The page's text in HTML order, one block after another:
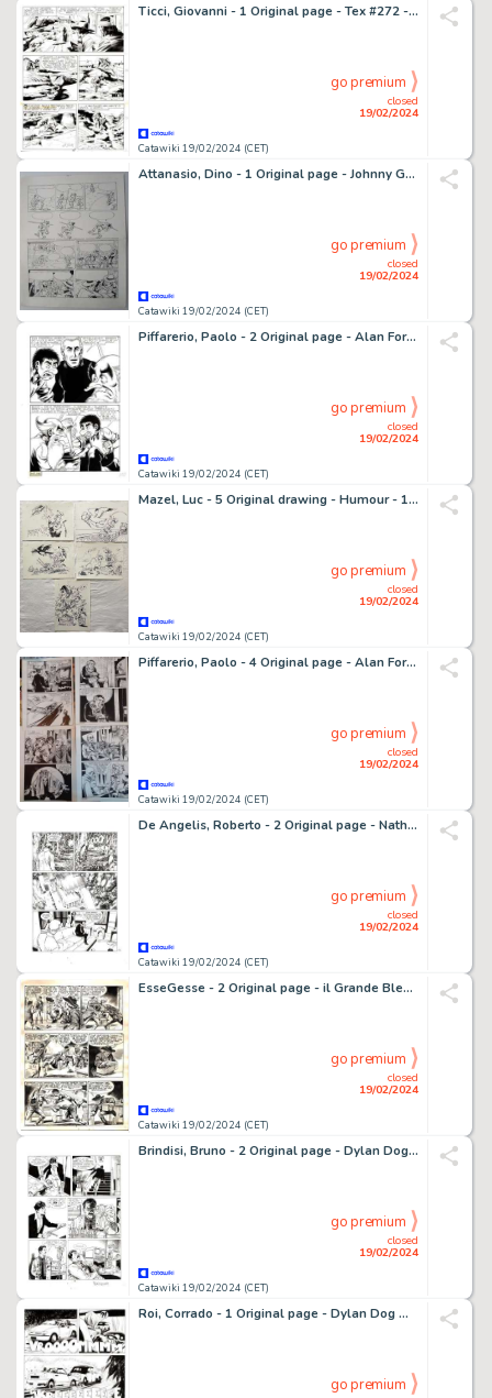
Ticci, Giovanni - 1 Original page - Tex #272 - "il disertore" - 1983
Catawiki 19/02/2024 (CET)
closed
19/02/2024
go premium
Attanasio, Dino - 1 Original page - Johnny Goodbye
Catawiki 19/02/2024 (CET)
closed
19/02/2024
go premium
Piffarerio, Paolo - 2 Original page - Alan Ford #107 - "Safari alla rogna" - 1978
Catawiki 19/02/2024 (CET)
closed
19/02/2024
go premium
Mazel, Luc - 5 Original drawing - Humour - 1986
Catawiki 19/02/2024 (CET)
closed
19/02/2024
go premium
Piffarerio, Paolo - 4 Original page - Alan Ford - n. 173 "L'uomo computer" - 1983
Catawiki 19/02/2024 (CET)
closed
19/02/2024
go premium
De Angelis, Roberto - 2 Original page - Nathan Never #100 - "il numero cento" - 1999
Catawiki 19/02/2024 (CET)
closed
19/02/2024
go premium
EsseGesse - 2 Original page - il Grande Blek #89 - "Tamburi indiani" - 1962
Catawiki 19/02/2024 (CET)
closed
19/02/2024
go premium
Brindisi, Bruno - 2 Original page - Dylan Dog #157 - "Il sonno della ragione" - 1999
Catawiki 19/02/2024 (CET)
closed
19/02/2024
go premium
Roi, Corrado - 1 Original page - Dylan Dog Maxi #14 - "Gita fuori porta" - 2001
go premium